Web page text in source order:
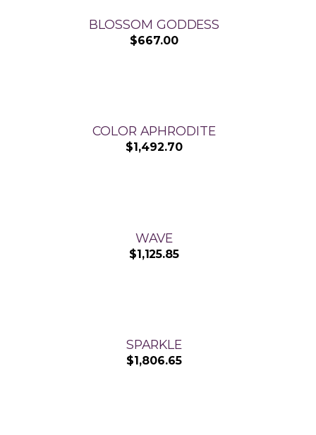
BLOSSOM GODDESS
$667.00
COLOR APHRODITE
$1,492.70
WAVE
$1,125.85
SPARKLE
$1,806.65